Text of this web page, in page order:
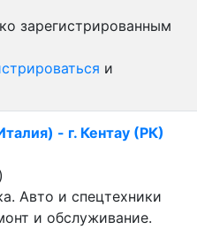
зарегистрированным
и
- г. Кентау (РК)
Авто и спецтехники
и обслуживание.